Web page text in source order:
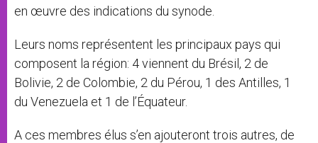
en œuvre des indications du synode.
Leurs noms représentent les principaux pays qui
composent la région: 4 viennent du Brésil, 2 de
Bolivie, 2 de Colombie, 2 du Pérou, 1 des Antilles, 1
du Venezuela et 1 de l’Équateur.
A ces membres élus s’en ajouteront trois autres, de